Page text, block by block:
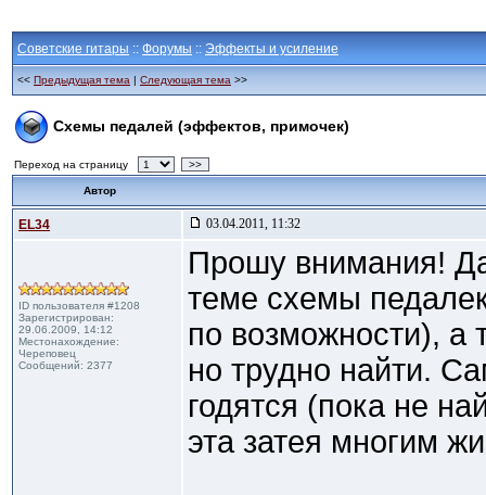
Советские гитары :: Форумы :: Эффекты и усиление
<< Предыдущая тема | Следующая тема >>
Схемы педалей (эффектов, примочек)
Переход на страницу >>
Автор
EL34 03.04.2011, 11:32
ID пользователя #1208
Зарегистрирован:
29.06.2009, 14:12
Местонахождение:
Череповец
Сообщений: 2377
Прошу внимания!
теме схемы
по возможности), а
но трудно найти.
годятся (пока не
эта затея многим